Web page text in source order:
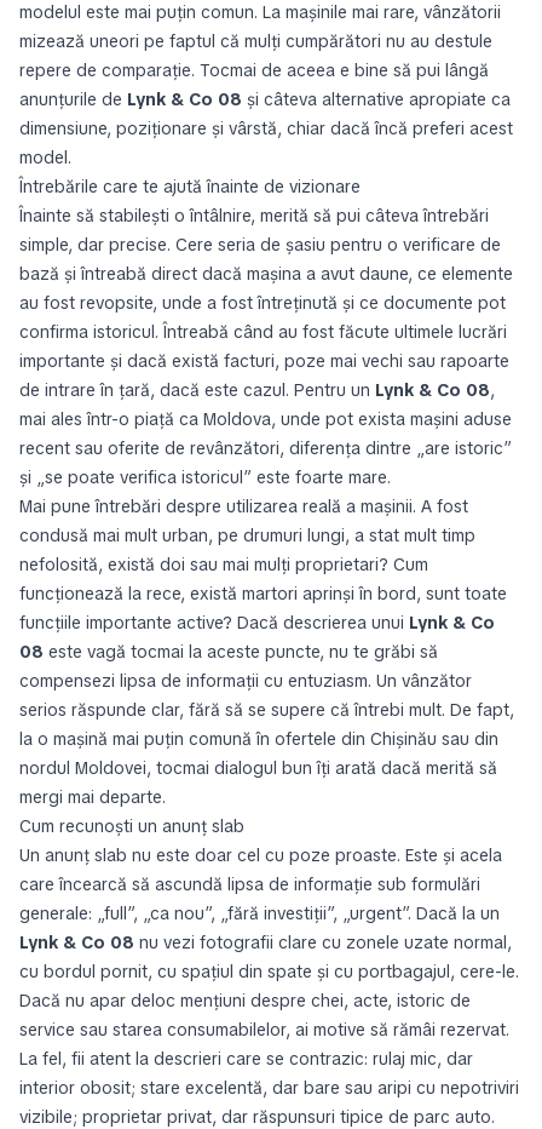
modelul este mai puțin comun. La mașinile mai rare, vânzătorii
mizează uneori pe faptul că mulți cumpărători nu au destule
repere de comparație. Tocmai de aceea e bine să pui lângă
anunțurile de Lynk & Co 08 și câteva alternative apropiate ca
dimensiune, poziționare și vârstă, chiar dacă încă preferi acest
model.
Întrebările care te ajută înainte de vizionare
Înainte să stabilești o întâlnire, merită să pui câteva întrebări
simple, dar precise. Cere seria de șasiu pentru o verificare de
bază și întreabă direct dacă mașina a avut daune, ce elemente
au fost revopsite, unde a fost întreținută și ce documente pot
confirma istoricul. Întreabă când au fost făcute ultimele lucrări
importante și dacă există facturi, poze mai vechi sau rapoarte
de intrare în țară, dacă este cazul. Pentru un Lynk & Co 08,
mai ales într-o piață ca Moldova, unde pot exista mașini aduse
recent sau oferite de revânzători, diferența dintre „are istoric”
și „se poate verifica istoricul” este foarte mare.
Mai pune întrebări despre utilizarea reală a mașinii. A fost
condusă mai mult urban, pe drumuri lungi, a stat mult timp
nefolosită, există doi sau mai mulți proprietari? Cum
funcționează la rece, există martori aprinși în bord, sunt toate
funcțiile importante active? Dacă descrierea unui Lynk & Co
08 este vagă tocmai la aceste puncte, nu te grăbi să
compensezi lipsa de informații cu entuziasm. Un vânzător
serios răspunde clar, fără să se supere că întrebi mult. De fapt,
la o mașină mai puțin comună în ofertele din Chișinău sau din
nordul Moldovei, tocmai dialogul bun îți arată dacă merită să
mergi mai departe.
Cum recunoști un anunț slab
Un anunț slab nu este doar cel cu poze proaste. Este și acela
care încearcă să ascundă lipsa de informație sub formulări
generale: „full”, „ca nou”, „fără investiții”, „urgent”. Dacă la un
Lynk & Co 08 nu vezi fotografii clare cu zonele uzate normal,
cu bordul pornit, cu spațiul din spate și cu portbagajul, cere-le.
Dacă nu apar deloc mențiuni despre chei, acte, istoric de
service sau starea consumabilelor, ai motive să rămâi rezervat.
La fel, fii atent la descrieri care se contrazic: rulaj mic, dar
interior obosit; stare excelentă, dar bare sau aripi cu nepotriviri
vizibile; proprietar privat, dar răspunsuri tipice de parc auto.